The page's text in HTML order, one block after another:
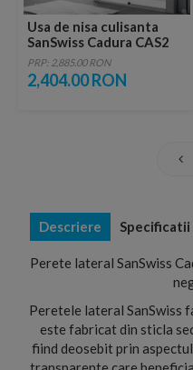
Usa de nisa culisanta
SanSwiss Cadura CAS2
100xH200 cm profil
negru mat
PRP: 2,885.00 RON
2,404.00 RON
Descriere Specificatii
Perete lateral SanSwiss
Peretele lateral SanSwiss
este fabricat din sticla
fiind deosebit prin